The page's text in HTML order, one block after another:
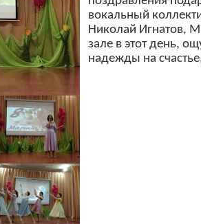
вокальный
Николай Игнатов,
зале в этот день,
надежды на